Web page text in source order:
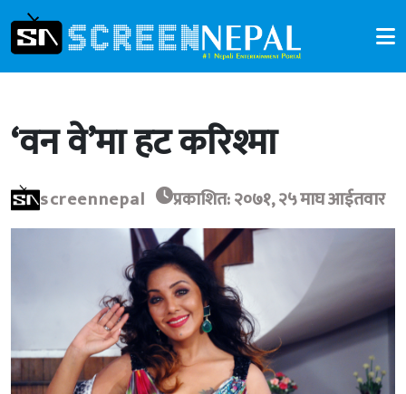
‘वन वे’मा हट करिश्मा
screennepal प्रकाशित: २०७१, २५ माघ आईतवार